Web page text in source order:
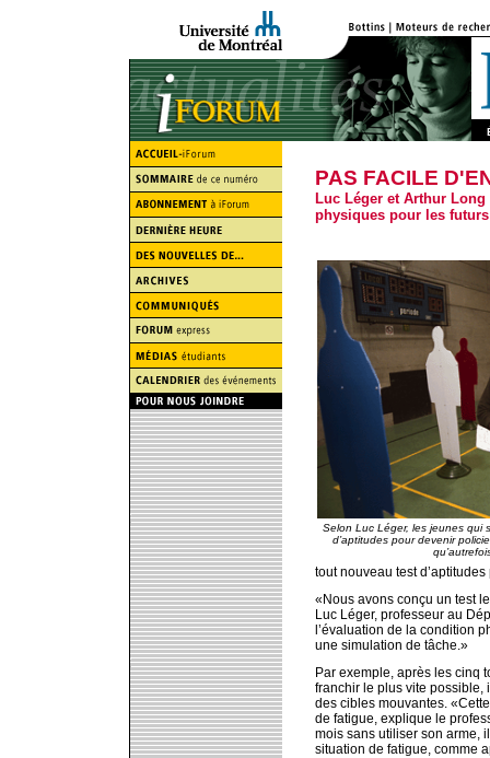
PAS FACILE
Luc Léger et Arthur
physiques pour les
Selon Luc Léger, les jeunes qui
d’aptitudes pour devenir
tout nouveau test
«Nous avons conçu un test
Luc Léger, professeur au
l’évaluation de la condition
une simulation de tâche.»
Par exemple, après les cinq
franchir le plus vite possible,
des cibles mouvantes.
de fatigue, explique le
mois sans utiliser son arme,
situation de fatigue, comme